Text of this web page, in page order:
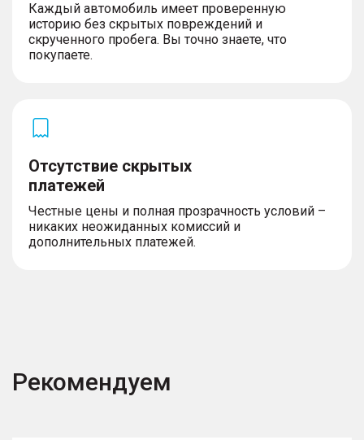
Каждый автомобиль имеет проверенную
историю без скрытых повреждений и
скрученного пробега. Вы точно знаете, что
покупаете.
Отсутствие скрытых
платежей
Честные цены и полная прозрачность условий –
никаких неожиданных комиссий и
дополнительных платежей.
Рекомендуем